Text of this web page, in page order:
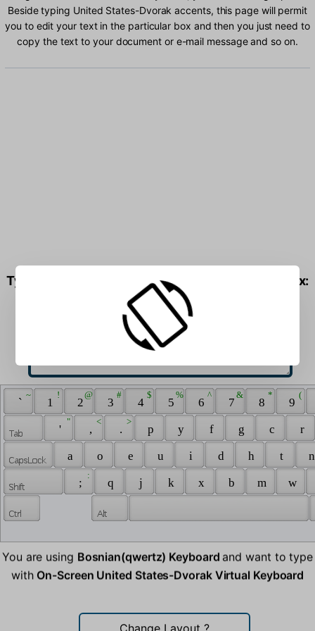
Beside typing United States-Dvorak accents, this page will permit
you to edit your text in the particular box and then you just need to
copy the text to your document or e-mail message and so on.
Type United States-Dvorak characters into the box:
`
~
1
!
2
@
3
#
4
$
5
%
6
^
7
&
8
*
9
(
'
"
,
<
.
>
p y f g c
r
a
o e u i d h t
;
:
q j k x b m w
You are using Bosnian(qwertz) Keyboard and want to type
with On-Screen United States-Dvorak Virtual Keyboard
Change Layout ?